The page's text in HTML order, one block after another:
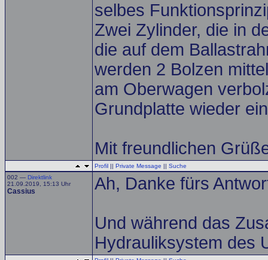
selbes
Zwei Zylinder, die in
die auf dem
werden 2 Bolzen
am Oberwagen
Grundplatte wieder
Mit freundlichen
Profil || Private Message || Suche
002 — Direktlink
21.09.2019, 15:13 Uhr
Cassius Ah, Danke fürs
Und während das
Hydrauliksystem des